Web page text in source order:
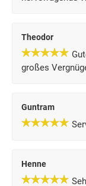
Theodor
großes
Guntram
Henne